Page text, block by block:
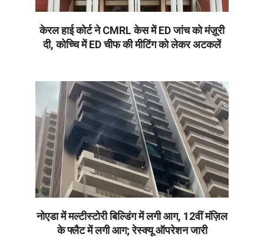
केरल हाई कोर्ट ने CMRL केस में ED जांच को मंज़ूरी
दी, कोच्चि में ED चीफ की मीटिंग को लेकर अटकलें
नोएडा में मल्टीस्टोरी बिल्डिंग में लगी आग, 12वीं मंज़िल
के फ्लैट में लगी आग; रेस्क्यू ऑपरेशन जारी